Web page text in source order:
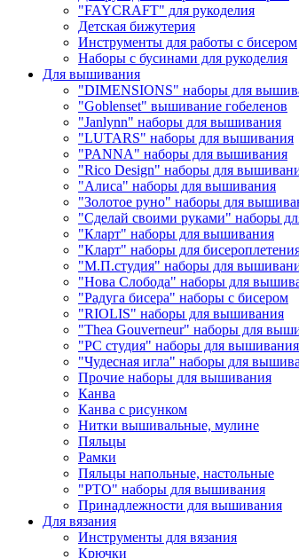
"FAYCRAFT" для рукоделия
Детская бижутерия
Инструменты для работы с бисером
Наборы с бусинами для рукоделия
Для вышивания
"DIMENSIONS" наборы для
"Goblenset" вышивание гобеленов
"Janlynn" наборы для вышивания
"LUTARS" наборы для вышивания
"PANNA" наборы для вышивания
"Rico Design" наборы для
"Алиса" наборы для вышивания
"Золотое руно" наборы для
"Сделай своими руками" наборы
"Кларт" наборы для вышивания
"Кларт" наборы для
"М.П.студия" наборы для
"Нова Слобода" наборы для
"Радуга бисера" наборы с бисером
"RIOLIS" наборы для вышивания
"Thea Gouverneur" наборы для
"РС студия" наборы для вышивания
"Чудесная игла" наборы для
Прочие наборы для вышивания
Канва
Канва с рисунком
Нитки вышивальные, мулине
Пяльцы
Рамки
Пяльцы напольные, настольные
"РТО" наборы для вышивания
Принадлежности для вышивания
Для вязания
Инструменты для вязания
Крючки